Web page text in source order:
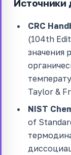
Источники
CRC
(104th
значения
Taylor &
NIST
of